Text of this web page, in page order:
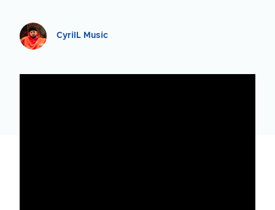
CyrilL Music